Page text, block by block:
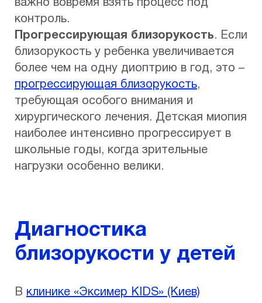
важно вовремя взять процесс под
контроль.
Прогрессирующая близорукость. Если
близорукость у ребенка увеличивается
более чем на одну диоптрию в год, это –
прогрессирующая близорукость,
требующая особого внимания и
хирургического лечения. Детская миопия
наиболее интенсивно прогрессирует в
школьные годы, когда зрительные
нагрузки особенно велики.
Диагностика
близорукости у детей
В клинике «Эксимер KIDS» (Киев)